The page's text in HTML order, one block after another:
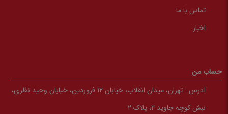
تماس با ما
اخبار
حساب من
آدرس :
تهران، میدان انقلاب، خیابان 12 فروردین، خیابان وحید نظری،
نبش کوچه جاوید 2، پلاک 2